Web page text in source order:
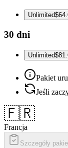
Unlimited
30 dni
Unlimited
Pakiet
Jeśli
🇫🇷
Francja
Szczegóły